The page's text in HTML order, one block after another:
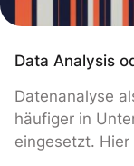
Data Analysis
Datenanalyse
häufiger in
eingesetzt.